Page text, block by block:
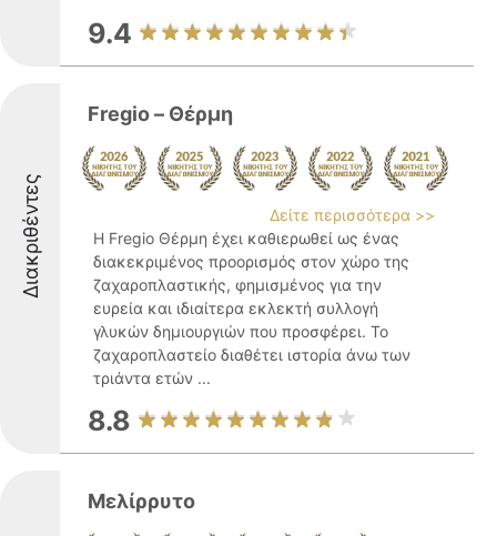
9.4
Διακριθέντες
Fregio – Θέρμη
Δείτε περισσότερα >>
Η Fregio Θέρμη έχει καθιερωθεί ως ένας
διακεκριμένος προορισμός στον χώρο της
ζαχαροπλαστικής, φημισμένος για την
ευρεία και ιδιαίτερα εκλεκτή συλλογή
γλυκών δημιουργιών που προσφέρει. Το
ζαχαροπλαστείο διαθέτει ιστορία άνω των
τριάντα ετών ...
8.8
Μελίρρυτο